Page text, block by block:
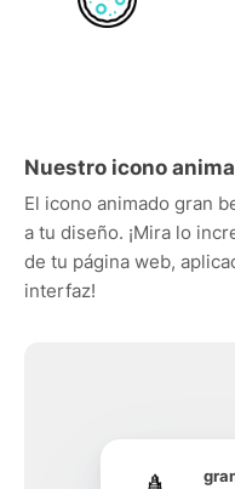
Nuestro icono
El icono animado gran
a tu diseño. ¡Mira lo
de tu página web,
interfaz!